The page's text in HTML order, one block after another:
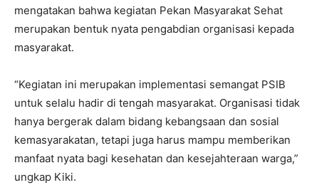
mengatakan bahwa kegiatan Pekan Masyarakat Sehat
merupakan bentuk nyata pengabdian organisasi kepada
masyarakat.
“Kegiatan ini merupakan implementasi semangat PSIB
untuk selalu hadir di tengah masyarakat. Organisasi tidak
hanya bergerak dalam bidang kebangsaan dan sosial
kemasyarakatan, tetapi juga harus mampu memberikan
manfaat nyata bagi kesehatan dan kesejahteraan warga,”
ungkap Kiki.